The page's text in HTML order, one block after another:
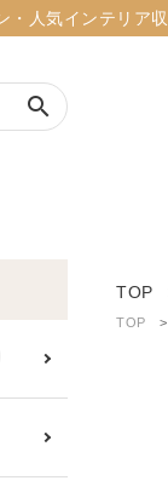
・人気インテリア
search
TOP
TOP